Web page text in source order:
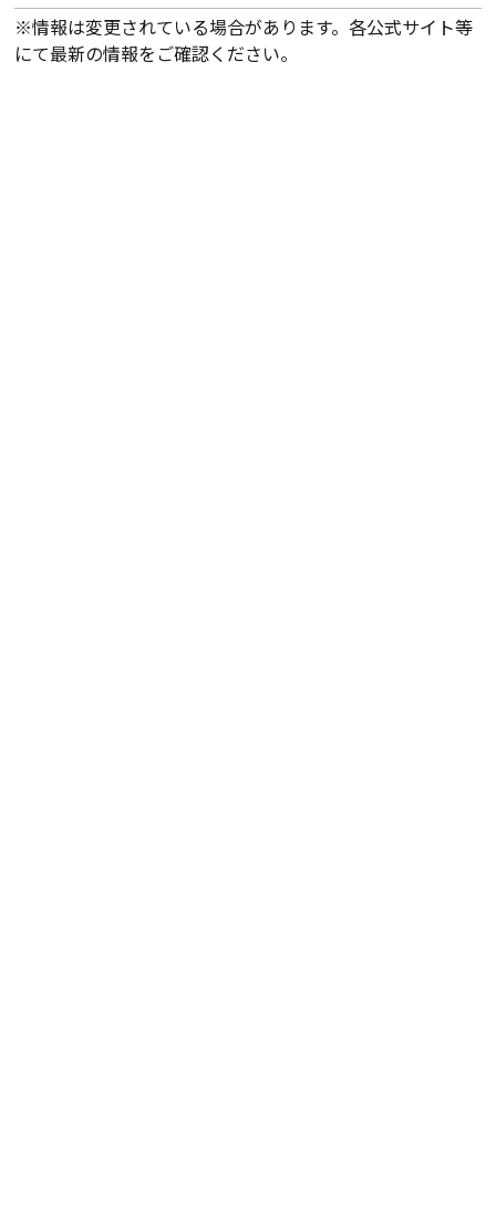
※情報は変更されている場合があります。各公式サイト等
にて最新の情報をご確認ください。